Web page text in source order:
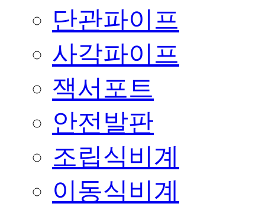
단관파이프
사각파이프
잭서포트
안전발판
조립식비계
이동식비계